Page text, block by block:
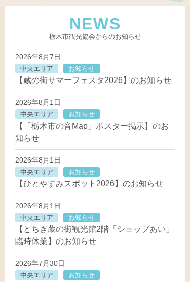
NEWS
栃木市観光協会からのお知らせ
2026年8月7日
中央エリア お知らせ
【蔵の街サマーフェスタ2026】のお知らせ
2026年8月1日
中央エリア お知らせ
【「栃木市の音Map」ポスター掲示】のお
知らせ
2026年8月1日
中央エリア お知らせ
【ひとやすみスポット2026】のお知らせ
2026年8月1日
中央エリア お知らせ
【とちぎ蔵の街観光館2階「ショップあい」
臨時休業】のお知らせ
2026年7月30日
中央エリア お知らせ